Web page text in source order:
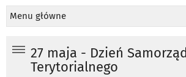
Menu główne
27 maja - Dzień
Terytorialnego